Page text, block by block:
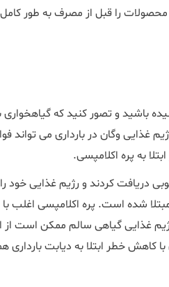
را قبل از مصرف به طور
باشید و تصور کنید که گیاهخواری
وگان در بارداری می تواند
به پره اکلامپسی.
خوبی دریافت کردند و رژیم غذایی خود
شده است. پره اکلامپسی اغلب
غذایی گیاهی سالم ممکن است از
کاهش خطر ابتلا به دیابت بارداری